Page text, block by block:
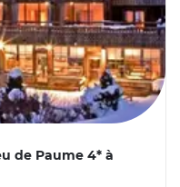
de Paume 4* à